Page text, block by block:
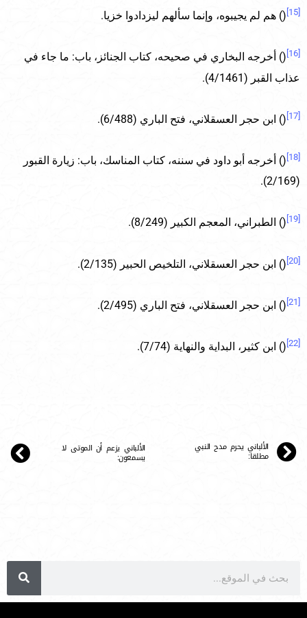
() هم لم يجيبوه، وإنما سألهم ليزدادوا خزيا.
() أخرجه البخاري في صحيحه، كتاب الجنائز، باب: ما جاء في
عذاب القبر (4/1461).
[17] () ابن حجر العسقلاني، فتح الباري (6/488).
() أخرجه أبو داود في سننه، كتاب المناسك، باب: زيارة القبور
(2/169).
() الطبراني، المعجم الكبير (8/249).
[20] () ابن حجر العسقلاني، التلخيص الحبير (2/135).
() ابن حجر العسقلاني، فتح الباري (2/495).
() ابن كثير، البداية والنهاية (7/74).
الألباني يحرم مدح النبي
مطلقا:
الألباني يزعم أن الموتى لا
يسمعون: